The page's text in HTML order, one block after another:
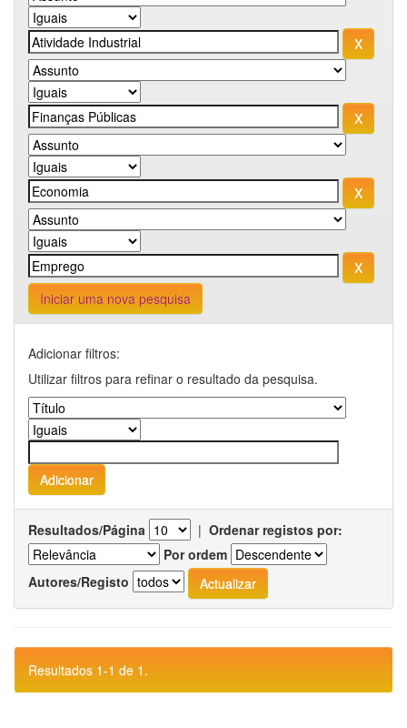
Iniciar uma nova pesquisa
Adicionar filtros:
Utilizar filtros para refinar o resultado da pesquisa.
Resultados/Página | Ordenar registos por:
Por ordem
Autores/Registo
Resultados 1-1 de 1.